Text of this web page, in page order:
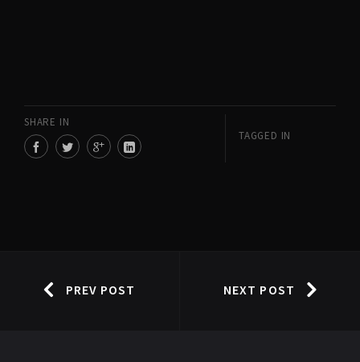
SHARE IN
TAGGED IN
PREV POST NEXT POST